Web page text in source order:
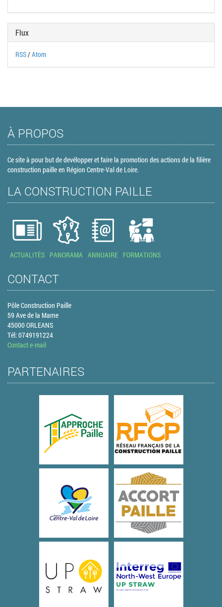
Flux
RSS/Atom
À PROPOS
Ce site à pour but de devélopper et faire la promotion des actions de la filière
construction paille en Région Centre-Val de Loire.
LA CONSTRUCTION PAILLE
ACTUALITÉS PANORAMA ANNUAIRE FORMATIONS
CONTACT
Pôle Construction Paille
59 Ave de la Marne
45000 ORLEANS
Tél: 0749191224
Contact e-mail
PARTENAIRES